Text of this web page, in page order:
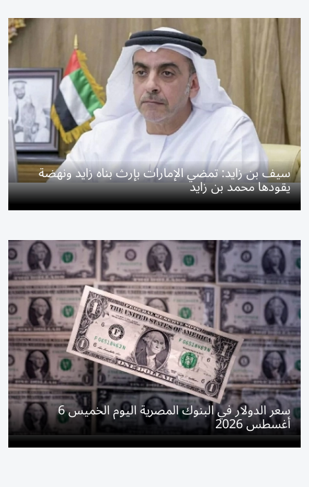
سيف بن زايد: تمضي الإمارات بإرث بناه زايد ونهضة
يقودها محمد بن زايد
سعر الدولار في البنوك المصرية اليوم الخميس 6
أغسطس 2026